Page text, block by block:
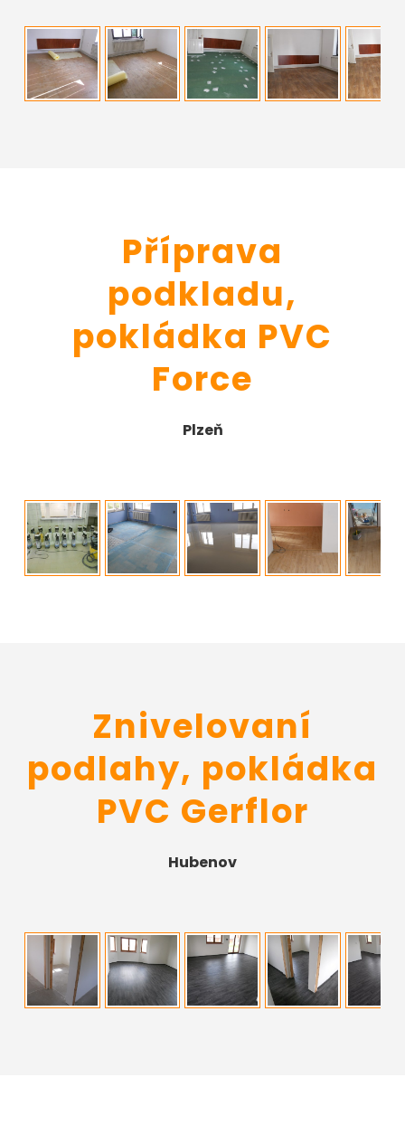
Příprava
podkladu,
pokládka PVC
Force
Plzeň
Znivelovaní
podlahy, pokládka
PVC Gerflor
Hubenov